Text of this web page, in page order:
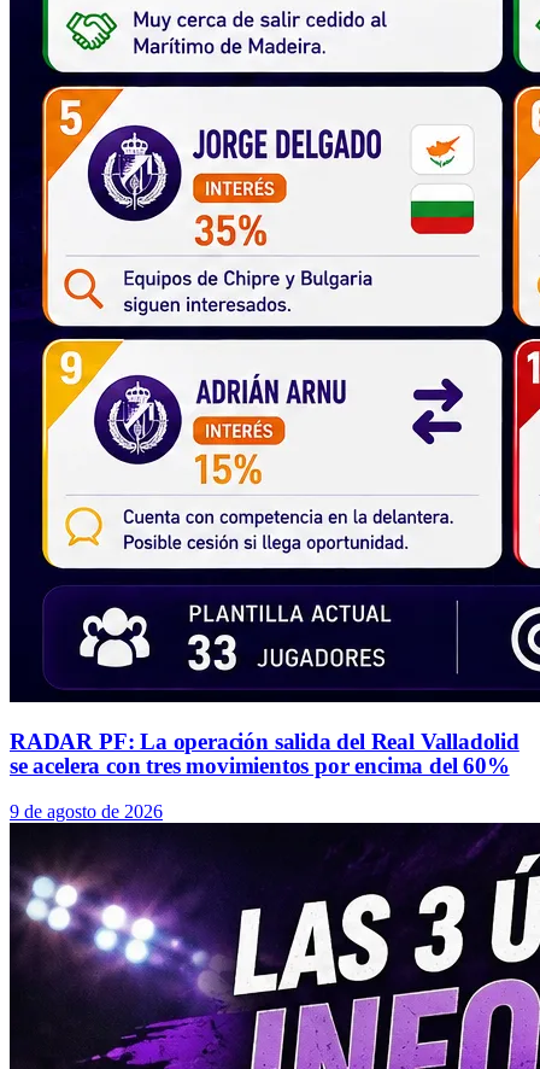
RADAR PF: La operación salida del Real Valladolid
se acelera con tres movimientos por encima del 60%
9 de agosto de 2026